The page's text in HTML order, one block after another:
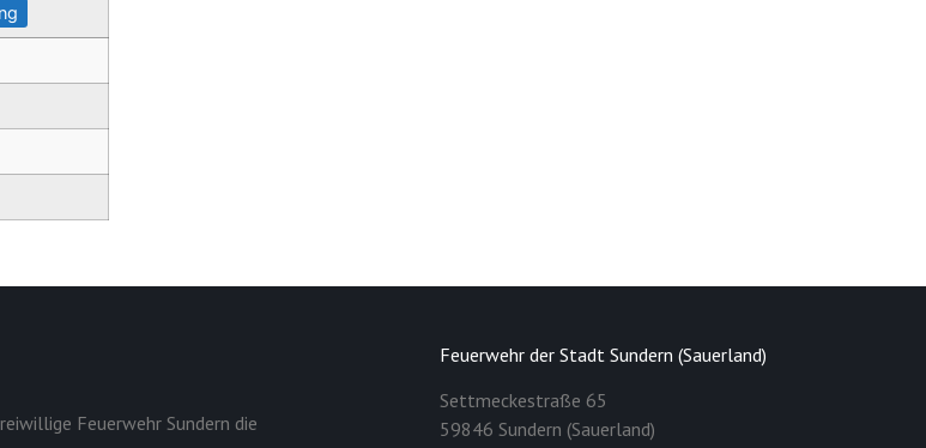
Feuerwehr Sundern die
Feuerwehr der Stadt Sundern (Sauerland)
Settmeckestraße 65
59846 Sundern (Sauerland)